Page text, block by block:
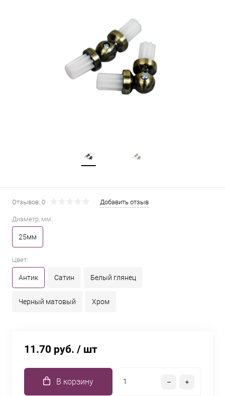
Отзывов: 0 Добавить отзыв
Диаметр, мм:
25мм
Цвет:
Антик Сатин Белый глянец
Черный матовый Хром
11.70 руб. / шт
В корзину